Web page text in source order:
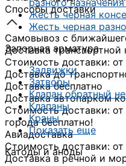
разного
Жесть черная
Жесть черная
Запорная арматура
Задвижки
Затворы
Клапан обратный
Клапаны
Краны
Показать еще
Катоды и аноды
Способы доставки
Самовывоз с
Доставка транспортной
Стоимость доставки:
Доставка до
Доставка бесплатно
Доставка автопарком
Стоимость доставки:
города бесплатно!
Авиадоставка
Стоимость доставки: от
Доставка в речной и